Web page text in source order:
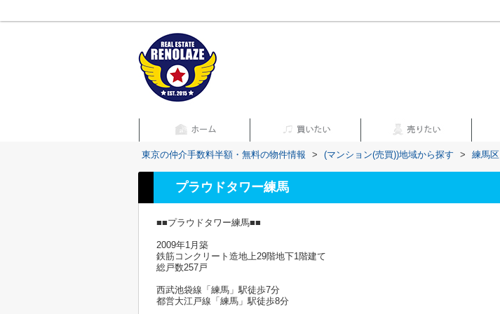
東京の仲介手数料半額・無料の物件情報 > (マンション(売買))地域から探す > 練馬区
プラウドタワー練馬
■■プラウドタワー練馬■■
2009年1月築
鉄筋コンクリート造地上29階地下1階建て
総戸数257戸
西武池袋線「練馬」駅徒歩7分
都営大江戸線「練馬」駅徒歩8分